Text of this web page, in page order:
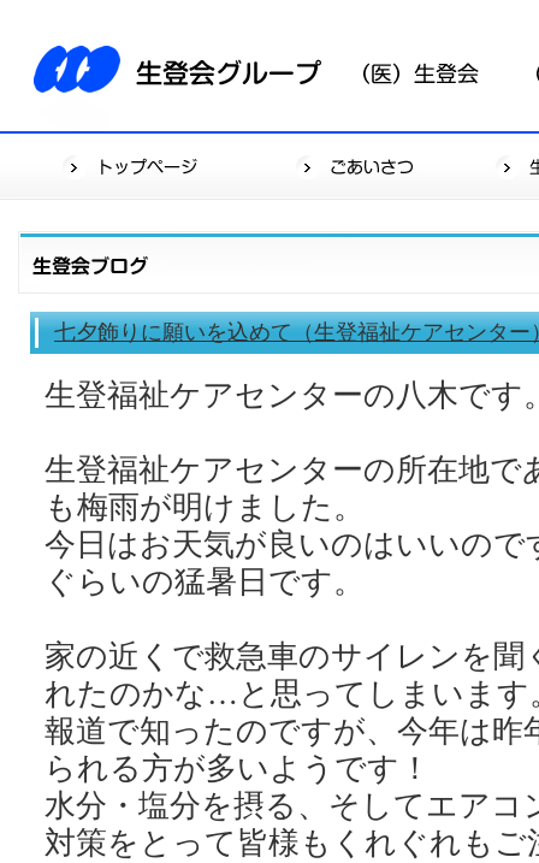
七夕飾りに願いを込めて（生登福祉ケアセンター
生登福祉ケアセンターの八木です
生登福祉ケアセンターの所在地で
も梅雨が明けました。
今日はお天気が良いのはいいの
ぐらいの猛暑日です。
家の近くで救急車のサイレンを聞
れたのかな…と思ってしまいます
報道で知ったのですが、今年は昨
られる方が多いようです！
水分・塩分を摂る、そしてエアコ
対策をとって皆様もくれぐれもご